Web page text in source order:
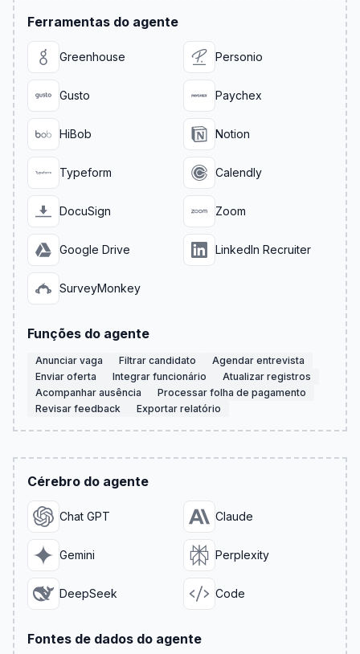
Ferramentas do agente
Greenhouse Personio
Gusto Paychex
HiBob Notion
Typeform Calendly
DocuSign Zoom
Google Drive LinkedIn Recruiter
SurveyMonkey
Funções do agente
Anunciar vaga Filtrar candidato
Agendar entrevista
Enviar oferta
Integrar funcionário
Atualizar registros
Acompanhar ausência
Processar folha de pagamento
Revisar feedback
Exportar relatório
Cérebro do agente
Chat GPT Claude
Gemini Perplexity
DeepSeek Code
Fontes de dados do agente